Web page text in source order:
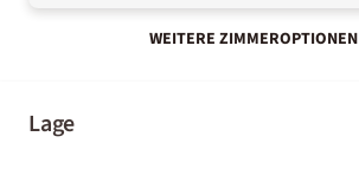
WEITERE ZIMMEROPTIONEN
Lage